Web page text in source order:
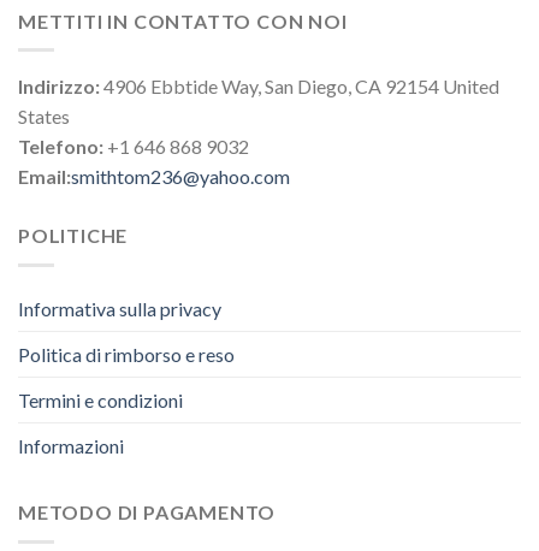
METTITI IN CONTATTO CON NOI
Indirizzo:4906 Ebbtide Way, San Diego, CA 92154 United
States
Telefono: +1 646 868 9032
Email:smithtom236@yahoo.com
POLITICHE
Informativa sulla privacy
Politica di rimborso e reso
Termini e condizioni
Informazioni
METODO DI PAGAMENTO